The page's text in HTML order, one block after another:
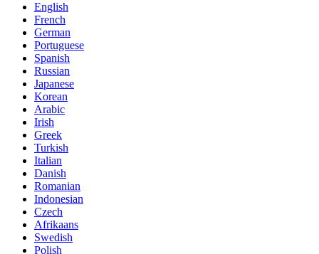
English
French
German
Portuguese
Spanish
Russian
Japanese
Korean
Arabic
Irish
Greek
Turkish
Italian
Danish
Romanian
Indonesian
Czech
Afrikaans
Swedish
Polish